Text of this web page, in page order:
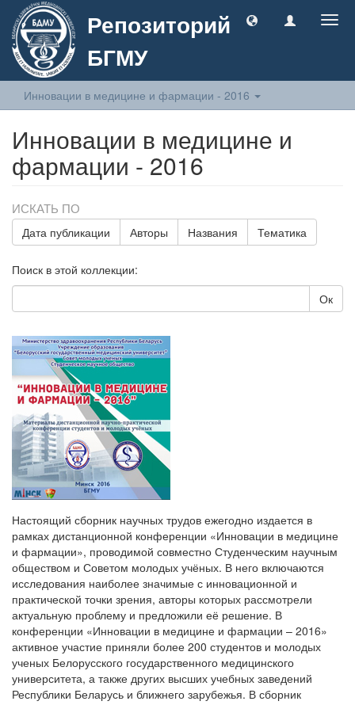
Репозиторий
БГМУ
Инновации в медицине и фармации - 2016
Инновации в медицине и
фармации - 2016
ИСКАТЬ ПО
Дата публикации Авторы Названия Тематика
Поиск в этой коллекции:
Ок
Настоящий сборник научных трудов ежегодно издается в
рамках дистанционной конференции «Инновации в медицине
и фармации», проводимой совместно Студенческим научным
обществом и Советом молодых учёных. В него включаются
исследования наиболее значимые с инновационной и
практической точки зрения, авторы которых рассмотрели
актуальную проблему и предложили её решение. В
конференции «Инновации в медицине и фармации – 2016»
активное участие приняли более 200 студентов и молодых
ученых Белорусского государственного медицинского
университета, а также других высших учебных заведений
Республики Беларусь и ближнего зарубежья. В сборник